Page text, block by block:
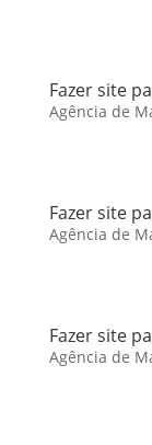
Fazer site
Agência de
Fazer site
Agência de
Fazer site
Agência de